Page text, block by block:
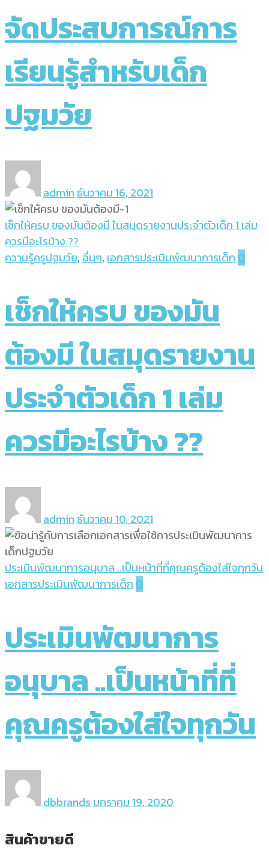
จัดประสบการณ์การ
เรียนรู้สำหรับเด็ก
ปฐมวัย
admin ธันวาคม 16, 2021
เช็กให้ครบ ของมันต้องมี ในสมุดรายงานประจำตัวเด็ก 1 เล่ม
ควรมีอะไรบ้าง ??
ความรู้ครูปฐมวัย, อื่นๆ, เอกสารประเมินพัฒนาการเด็ก 0
เช็กให้ครบ ของมัน
ต้องมี ในสมุดรายงาน
ประจำตัวเด็ก 1 เล่ม
ควรมีอะไรบ้าง ??
admin ธันวาคม 10, 2021
ประเมินพัฒนาการอนุบาล ..เป็นหน้าที่ที่คุณครูต้องใส่ใจทุกวัน
เอกสารประเมินพัฒนาการเด็ก 0
ประเมินพัฒนาการ
อนุบาล ..เป็นหน้าที่ที่
คุณครูต้องใส่ใจทุกวัน
dbbrands มกราคม 19, 2020
สินค้าขายดี